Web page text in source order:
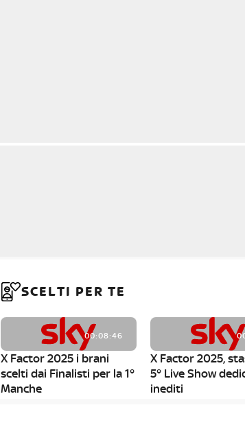
SCELTI PER TE
00:08:46
X Factor 2025 i brani
scelti dai Finalisti per la 1°
Manche
X Factor 2025,
5° Live Show
inediti